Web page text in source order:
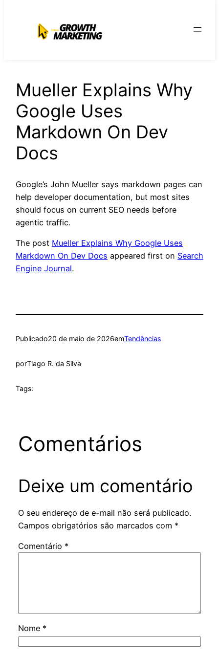
conteúdo
Mueller Explains Why
Google Uses
Markdown On Dev
Docs
Google’s John Mueller says markdown pages can
help developer documentation, but most sites
should focus on current SEO needs before
agentic traffic.
The post Mueller Explains Why Google Uses
Markdown On Dev Docs appeared first on Search
Engine Journal.
Publicado20 de maio de 2026emTendências
porTiago R. da Silva
Tags:
Comentários
Deixe um comentário
O seu endereço de e-mail não será publicado.
Campos obrigatórios são marcados com *
Comentário *
Nome *